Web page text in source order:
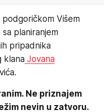
podgoričkom Višem
planiranjem
pripadnika
klana Jovana
Ne priznajem
nevin u zatvoru.